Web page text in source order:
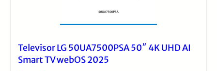
Televisor LG 50UA7500PSA 50″ 4K UHD AI
Smart TV webOS 2025